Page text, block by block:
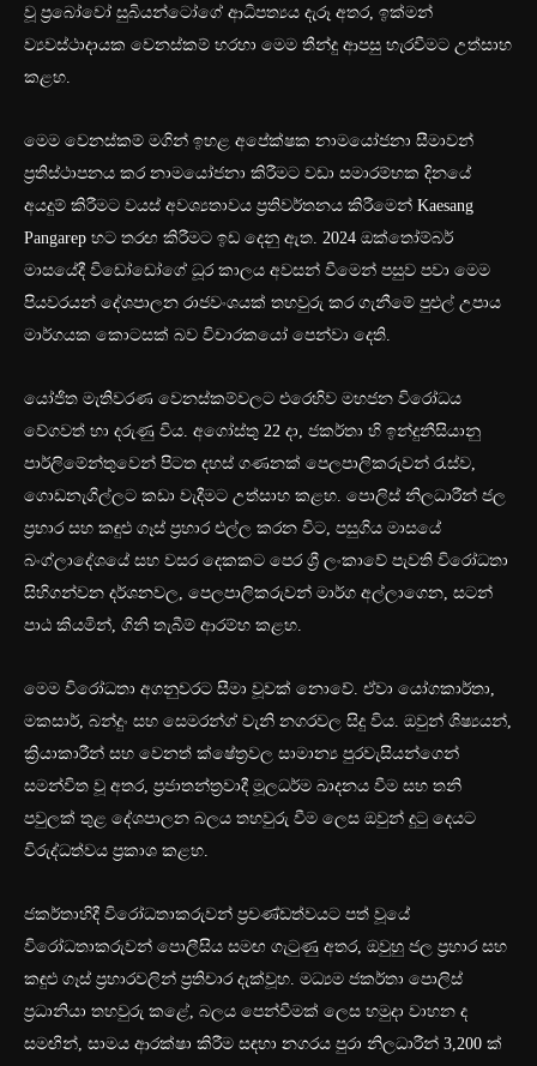
වූ ප්‍රබෝවෝ සුබියන්ටෝගේ ආධිපත්‍යය දැරූ අතර, ඉක්මන්
ව්‍යවස්ථාදායක වෙනස්කම් හරහා මෙම තීන්දු ආපසු හැරවීමට උත්සාහ
කළහ.
මෙම වෙනස්කම් මගින් ඉහළ අපේක්ෂක නාමයෝජනා සීමාවන්
ප්‍රතිස්ථාපනය කර නාමයෝජනා කිරීමට වඩා සමාරම්භක දිනයේ
අයදුම් කිරීමට වයස් අවශ්‍යතාවය ප්‍රතිවර්තනය කිරීමෙන් Kaesang
Pangarep හට තරඟ කිරීමට ඉඩ දෙනු ඇත. 2024 ඔක්තෝම්බර්
මාසයේදී විඩෝඩෝගේ ධූර කාලය අවසන් වීමෙන් පසුව පවා මෙම
පියවරයන් දේශපාලන රාජවංශයක් තහවුරු කර ගැනීමේ පුළුල් උපාය
මාර්ගයක කොටසක් බව විචාරකයෝ පෙන්වා දෙති.
යෝජිත මැතිවරණ වෙනස්කම්වලට එරෙහිව මහජන විරෝධය
වේගවත් හා දරුණු විය. අගෝස්තු 22 දා, ජකර්තා හි ඉන්දුනීසියානු
පාර්ලිමේන්තුවෙන් පිටත දහස් ගණනක් පෙලපාලිකරුවන් රැස්ව,
ගොඩනැගිල්ලට කඩා වැදීමට උත්සාහ කළහ. පොලිස් නිලධාරීන් ජල
ප්‍රහාර සහ කඳුළු ගෑස් ප්‍රහාර එල්ල කරන විට, පසුගිය මාසයේ
බංග්ලාදේශයේ සහ වසර දෙකකට පෙර ශ්‍රී ලංකාවේ පැවති විරෝධතා
සිහිගන්වන දර්ශනවල, පෙලපාලිකරුවන් මාර්ග අල්ලාගෙන, සටන්
පාඨ කියමින්, ගිනි තැබීම් ආරම්භ කළහ.
මෙම විරෝධතා අගනුවරට සීමා වූවක් නොවේ. ඒවා යෝගකාර්තා,
මකසාර්, බන්දුං සහ සෙමරන්ග් වැනි නගරවල සිදු විය. ඔවුන් ශිෂ්‍යයන්,
ක්‍රියාකාරීන් සහ වෙනත් ක්ෂේත්‍රවල සාමාන්‍ය පුරවැසියන්ගෙන්
සමන්විත වූ අතර, ප්‍රජාතන්ත්‍රවාදී මූලධර්ම ඛාදනය වීම සහ තනි
පවුලක් තුළ දේශපාලන බලය තහවුරු වීම ලෙස ඔවුන් දුටු දෙයට
විරුද්ධත්වය ප්‍රකාශ කළහ.
ජකර්තාහිදී විරෝධතාකරුවන් ප්‍රචණ්ඩත්වයට පත් වූයේ
විරෝධතාකරුවන් පොලීසිය සමඟ ගැටුණු අතර, ඔවුහු ජල ප්‍රහාර සහ
කඳුළු ගෑස් ප්‍රහාරවලින් ප්‍රතිචාර දැක්වූහ. මධ්‍යම ජකර්තා පොලිස්
ප්‍රධානියා තහවුරු කළේ, බලය පෙන්වීමක් ලෙස හමුදා වාහන ද
සමඟින්, සාමය ආරක්ෂා කිරීම සඳහා නගරය පුරා නිලධාරීන් 3,200 ක්